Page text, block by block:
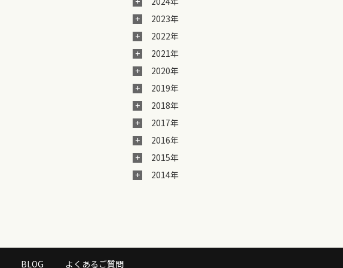
2023年
2022年
2021年
2020年
2019年
2018年
2017年
2016年
2015年
2014年
BLOG よくあるご質問